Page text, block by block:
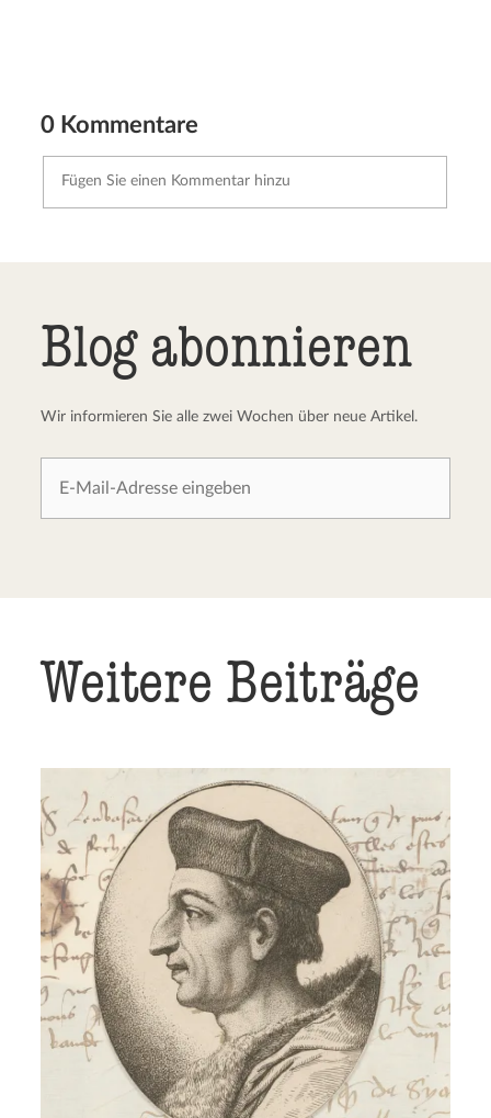
0 Kommentare
Blog abonnieren
Wir informieren Sie alle zwei Wochen über neue Artikel.
Weitere Beiträge